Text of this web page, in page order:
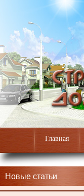
Главная
Новые статьи